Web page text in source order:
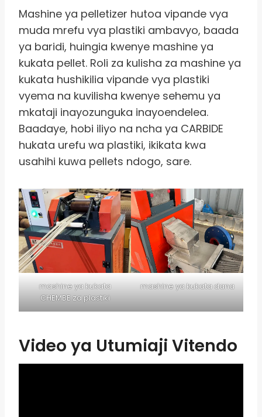
Mashine ya pelletizer hutoa vipande vya
muda mrefu vya plastiki ambavyo, baada
ya baridi, huingia kwenye mashine ya
kukata pellet. Roli za kulisha za mashine ya
kukata hushikilia vipande vya plastiki
vyema na kuvilisha kwenye sehemu ya
mkataji inayozunguka inayoendelea.
Baadaye, hobi iliyo na ncha ya CARBIDE
hukata urefu wa plastiki, ikikata kwa
usahihi kuwa pellets ndogo, sare.
mashine ya kukata
CHEMBE za plastiki
mashine ya kukata dana
Video ya Utumiaji Vitendo